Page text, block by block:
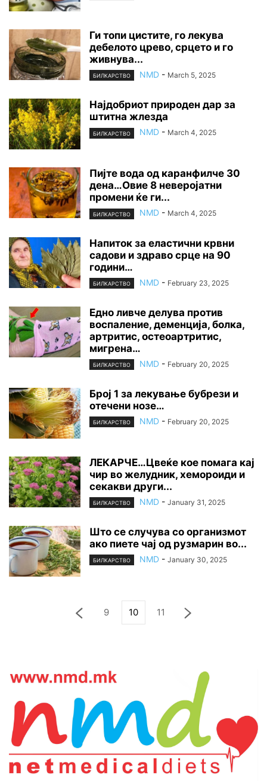
Ги топи цистите, го лекува
дебелото црево, срцето и го
живнува...
БИЛКАРСТВО NMD - March 5, 2025
Најдобриот природен дар за
штитна жлезда
БИЛКАРСТВО NMD - March 4, 2025
Пијте вода од каранфилче 30
дена…Овие 8 неверојатни
промени ќе ги...
БИЛКАРСТВО NMD - March 4, 2025
Напиток за еластични крвни
садови и здраво срце на 90
години…
БИЛКАРСТВО NMD - February 23, 2025
Едно ливче делува против
воспаление, деменција, болка,
артритис, остеоартритис,
мигрена…
БИЛКАРСТВО NMD - February 20, 2025
Број 1 за лекување бубрези и
отечени нозе…
БИЛКАРСТВО NMD - February 20, 2025
ЛЕКАРЧЕ…Цвеќе кое помага кај
чир во желудник, хемороиди и
секакви други...
БИЛКАРСТВО NMD - January 31, 2025
Што се случува со организмот
ако пиете чај од рузмарин во...
БИЛКАРСТВО NMD - January 30, 2025
9 10 11